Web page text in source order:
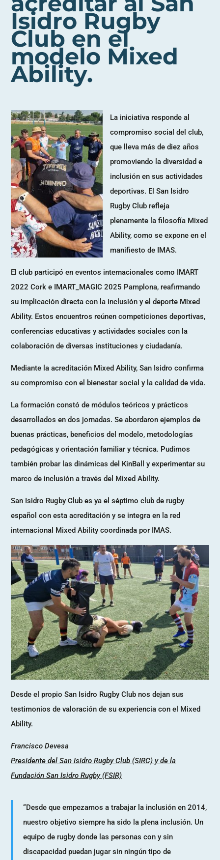
Isidro Rugby
Club en el
modelo Mixed
Ability.
La iniciativa responde al
compromiso social del club,
que lleva más de diez años
promoviendo la diversidad e
inclusión en sus actividades
deportivas. El San Isidro
Rugby Club refleja
plenamente la filosofía Mixed
Ability, como se expone en el
manifiesto de IMAS.
El club participó en eventos internacionales como IMART
2022 Cork e IMART_MAGIC 2025 Pamplona, reafirmando
su implicación directa con la inclusión y el deporte Mixed
Ability. Estos encuentros reúnen competiciones deportivas,
conferencias educativas y actividades sociales con la
colaboración de diversas instituciones y ciudadanía.
Mediante la acreditación Mixed Ability, San Isidro confirma
su compromiso con el bienestar social y la calidad de vida.
La formación constó de módulos teóricos y prácticos
desarrollados en dos jornadas. Se abordaron ejemplos de
buenas prácticas, beneficios del modelo, metodologías
pedagógicas y orientación familiar y técnica. Pudimos
también probar las dinámicas del KinBall y experimentar su
marco de inclusión a través del Mixed Ability.
San Isidro Rugby Club es ya el séptimo club de rugby
español con esta acreditación y se integra en la red
internacional Mixed Ability coordinada por IMAS.
Desde el propio San Isidro Rugby Club nos dejan sus
testimonios de valoración de su experiencia con el Mixed
Ability.
Francisco Devesa
Presidente del San Isidro Rugby Club (SIRC) y de la
Fundación San Isidro Rugby (FSIR)
“Desde que empezamos a trabajar la inclusión en 2014,
nuestro objetivo siempre ha sido la plena inclusión. Un
equipo de rugby donde las personas con y sin
discapacidad puedan jugar sin ningún tipo de